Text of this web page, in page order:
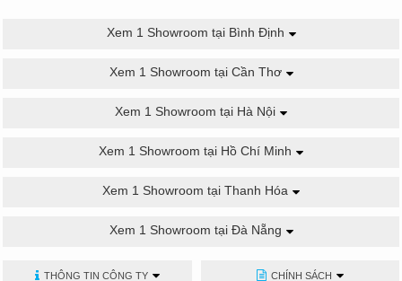
Xem 1 Showroom tại Bình Định
Xem 1 Showroom tại Cần Thơ
Xem 1 Showroom tại Hà Nội
Xem 1 Showroom tại Hồ Chí Minh
Xem 1 Showroom tại Thanh Hóa
Xem 1 Showroom tại Đà Nẵng
THÔNG TIN CÔNG TY CHÍNH SÁCH